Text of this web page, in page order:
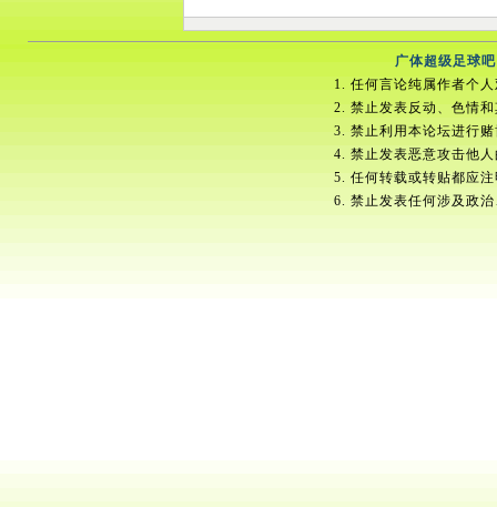
广体超级足球吧
1. 任何言论纯属作者个
2. 禁止发表反动、色情
3. 禁止利用本论坛进行
4. 禁止发表恶意攻击他
5. 任何转载或转贴都应
6. 禁止发表任何涉及政